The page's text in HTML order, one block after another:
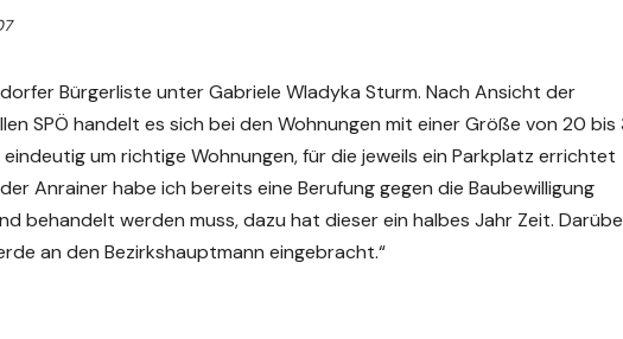
Bürgerliste unter Gabriele Wladyka Sturm. Nach Ansicht der
SPÖ handelt es sich bei den Wohnungen mit einer Größe von 20 bis
um richtige Wohnungen, für die jeweils ein Parkplatz errichtet
Anrainer habe ich bereits eine Berufung gegen die Baubewilligung
behandelt werden muss, dazu hat dieser ein halbes Jahr Zeit.
an den Bezirkshauptmann eingebracht.“